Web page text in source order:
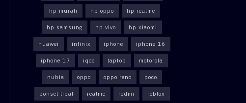
hp murah hp oppo hp realme
hp samsung hp vivo hp xiaomi
huawei infinix iphone iphone 16
iphone 17 iqoo laptop motorola
nubia oppo oppo reno poco
ponsel lipat realme redmi roblox